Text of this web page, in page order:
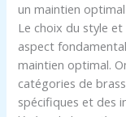
un maintien optimal
Le choix du style
aspect
maintien optimal.
catégories de
spécifiques et des